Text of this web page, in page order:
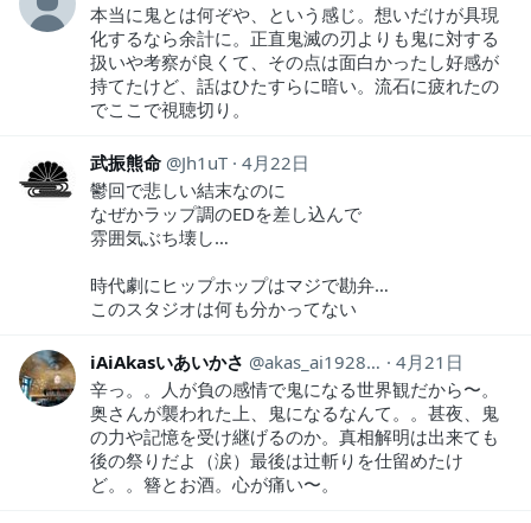
本当に鬼とは何ぞや、という感じ。想いだけが具現
化するなら余計に。正直鬼滅の刃よりも鬼に対する
扱いや考察が良くて、その点は面白かったし好感が
持てたけど、話はひたすらに暗い。流石に疲れたの
でここで視聴切り。
武振熊命 Jh1uT 4月22日
鬱回で悲しい結末なのに
なぜかラップ調のEDを差し込んで
雰囲気ぶち壊し…
時代劇にヒップホップはマジで勘弁…
このスタジオは何も分かってない
iAiAkasいあいかさ akas_ai19281118
4月21日
辛っ。。人が負の感情で鬼になる世界観だから〜。
奥さんが襲われた上、鬼になるなんて。。甚夜、鬼
の力や記憶を受け継げるのか。真相解明は出来ても
後の祭りだよ（涙）最後は辻斬りを仕留めたけ
ど。。簪とお酒。心が痛い〜。